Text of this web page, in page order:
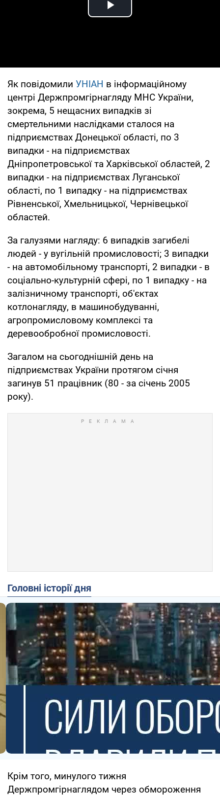
Play Video
Як повідомили УНІАН в інформаційному
центрі Держпромгірнагляду МНС України,
зокрема, 5 нещасних випадків зі
смертельними наслідками сталося на
підприємствах Донецької області, по 3
випадки - на підприємствах
Дніпропетровської та Харківської областей, 2
випадки - на підприємствах Луганської
області, по 1 випадку - на підприємствах
Рівненської, Хмельницької, Чернівецької
областей.
За галузями нагляду: 6 випадків загибелі
людей - у вугільній промисловості; 3 випадки
- на автомобільному транспорті, 2 випадки - в
соціально-культурній сфері, по 1 випадку - на
залізничному транспорті, об'єктах
котлонагляду, в машинобудуванні,
агропромисловому комплексі та
деревообробної промисловості.
Загалом на сьогоднішній день на
підприємствах України протягом січня
загинув 51 працівник (80 - за січень 2005
року).
Головні історії дня
Крім того, минулого тижня
Держпромгірнаглядом через обмороження